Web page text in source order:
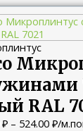
RAL
₽ – 524.00 ₽
цен:
/